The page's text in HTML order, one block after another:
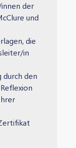
der
und
die
in
durch den